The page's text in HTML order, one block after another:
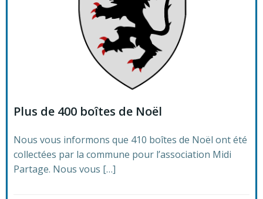
Plus de 400 boîtes de Noël
Nous vous informons que 410 boîtes de Noël ont été
collectées par la commune pour l’association Midi
Partage. Nous vous […]